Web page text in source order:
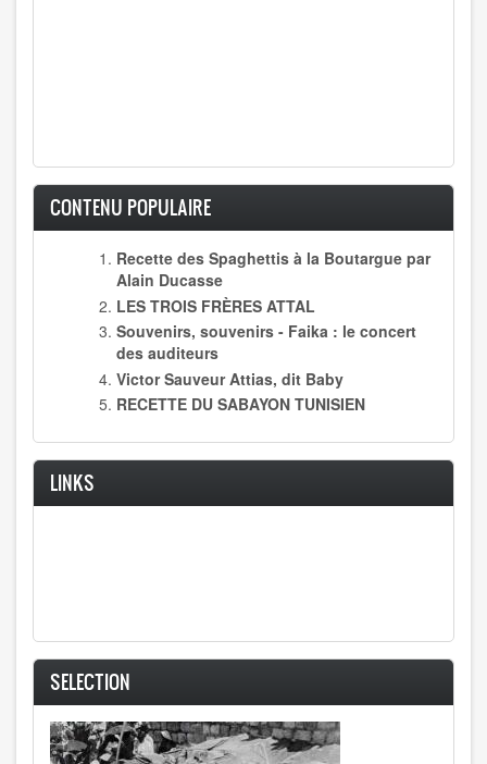
CONTENU POPULAIRE
Recette des Spaghettis à la Boutargue par
Alain Ducasse
LES TROIS FRÈRES ATTAL
Souvenirs, souvenirs - Faika : le concert
des auditeurs
Victor Sauveur Attias, dit Baby
RECETTE DU SABAYON TUNISIEN
LINKS
SELECTION